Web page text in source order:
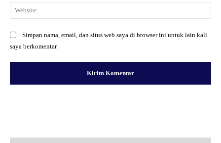
Simpan nama, email, dan situs web saya di browser ini untuk lain kali
saya berkomentar.